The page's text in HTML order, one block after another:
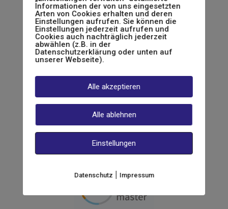
Informationen der von uns eingesetzten
Arten von Cookies erhalten und deren
Einstellungen aufrufen. Sie können die
Einstellungen jederzeit aufrufen und
Cookies auch nachträglich jederzeit
abwählen (z.B. in der
Datenschutzerklärung oder unten auf
unserer Webseite).
Alle akzeptieren
Alle ablehnen
Einstellungen
Datenschutz | Impressum